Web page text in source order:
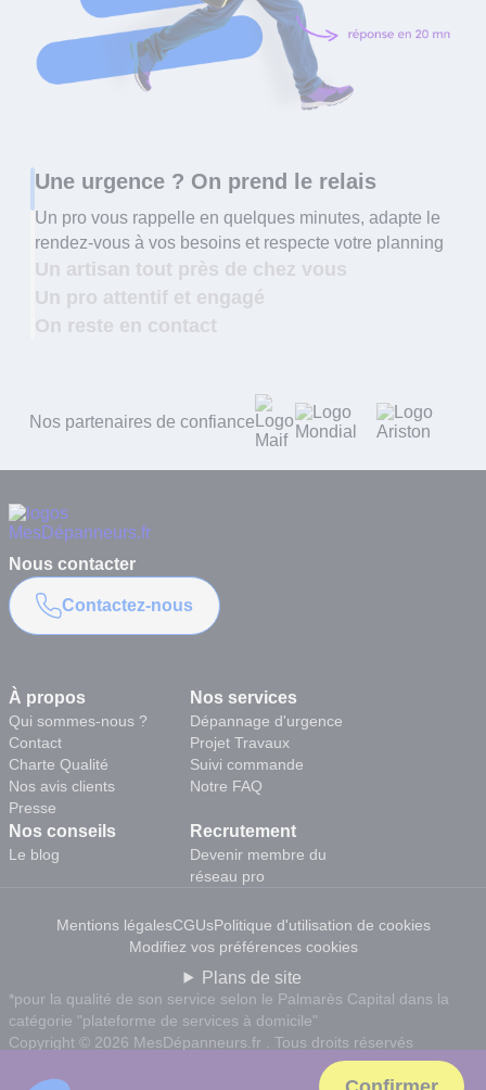
Une urgence ? On prend le relais
Un pro vous rappelle en quelques minutes, adapte le
rendez-vous à vos besoins et respecte votre planning
Un artisan tout près de chez vous
Un pro attentif et engagé
On reste en contact
Nos partenaires de confiance
À propos
Qui sommes-nous ?
Contact
Charte Qualité
Nos avis clients
Presse
Nos services
Dépannage d'urgence
Projet Travaux
Suivi commande
Notre FAQ
Nos conseils
Le blog
Recrutement
Devenir membre du
réseau pro
Nous contacter
Contactez-nous
*pour la qualité de son service selon le Palmarès Capital dans la
catégorie "plateforme de services à domicile"
Copyright © 2026 MesDépanneurs.fr . Tous droits réservés
Mentions légalesCGUsPolitique d'utilisation de cookies
Modifiez vos préférences cookies
Plans de site